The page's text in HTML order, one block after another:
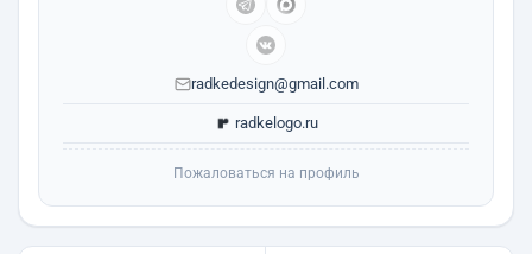
radkedesign@gmail.com
radkelogo.ru
Пожаловаться на профиль